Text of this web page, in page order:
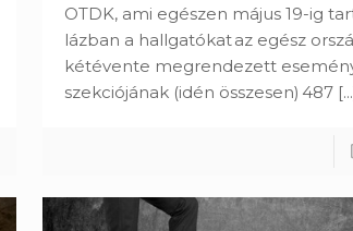
OTDK, ami egészen május 19-ig
lázban a hallgatókat az egész
kétévente megrendezett
szekciójának (idén összesen) 487